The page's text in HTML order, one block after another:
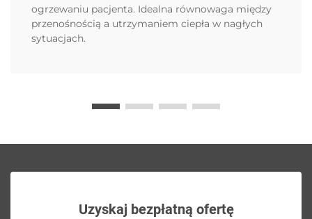
ogrzewaniu pacjenta. Idealna równowaga między
przenośnością a utrzymaniem ciepła w nagłych
sytuacjach.
Uzyskaj bezpłatną ofertę